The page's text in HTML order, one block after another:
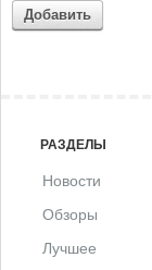
Добавить
РАЗДЕЛЫ
Новости
Обзоры
Лучшее